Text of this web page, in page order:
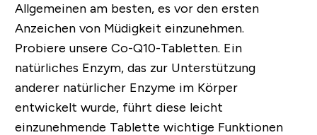
Allgemeinen am besten, es vor den ersten
Anzeichen von Müdigkeit einzunehmen.
Probiere unsere Co-Q10-Tabletten. Ein
natürliches Enzym, das zur Unterstützung
anderer natürlicher Enzyme im Körper
entwickelt wurde, führt diese leicht
einzunehmende Tablette wichtige Funktionen